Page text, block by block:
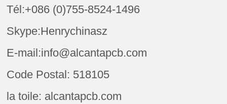
Tél:+086 (0)755-8524-1496
Skype:Henrychinasz
E-mail:info@alcantapcb.com
Code Postal: 518105
la toile: alcantapcb.com